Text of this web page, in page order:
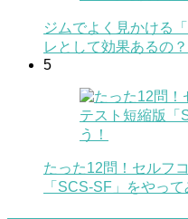
ジムでよく見かける
レとして効果あるの？
5
たった12問！セルフ
「SCS-SF」をやって